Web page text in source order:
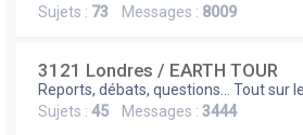
Sujets : 73 Messages : 8009
3121 Londres / EARTH TOUR
Reports, débats, questions... Tout sur
Sujets : 45 Messages : 3444